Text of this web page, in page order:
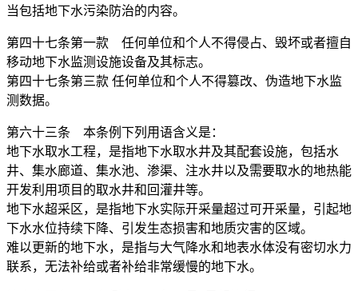
当包括地下水污染防治的内容。
第四十七条第一款 任何单位和个人不得侵占、毁坏或者擅自
移动地下水监测设施设备及其标志。
第四十七条第三款 任何单位和个人不得篡改、伪造地下水监
测数据。
第六十三条 本条例下列用语含义是：
地下水取水工程，是指地下水取水井及其配套设施，包括水
井、集水廊道、集水池、渗渠、注水井以及需要取水的地热能
开发利用项目的取水井和回灌井等。
地下水超采区，是指地下水实际开采量超过可开采量，引起地
下水水位持续下降、引发生态损害和地质灾害的区域。
难以更新的地下水，是指与大气降水和地表水体没有密切水力
联系，无法补给或者补给非常缓慢的地下水。